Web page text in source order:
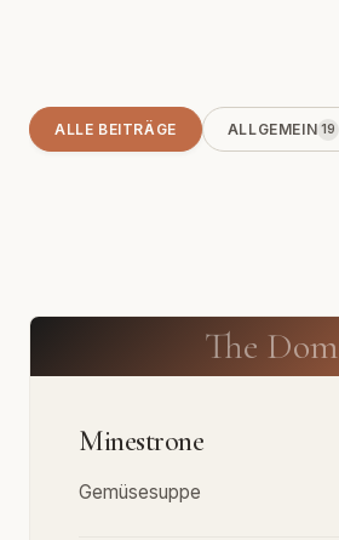
ALLE BEITRÄGE ALLGEMEIN 19
The Dom
Minestrone
Gemüsesuppe